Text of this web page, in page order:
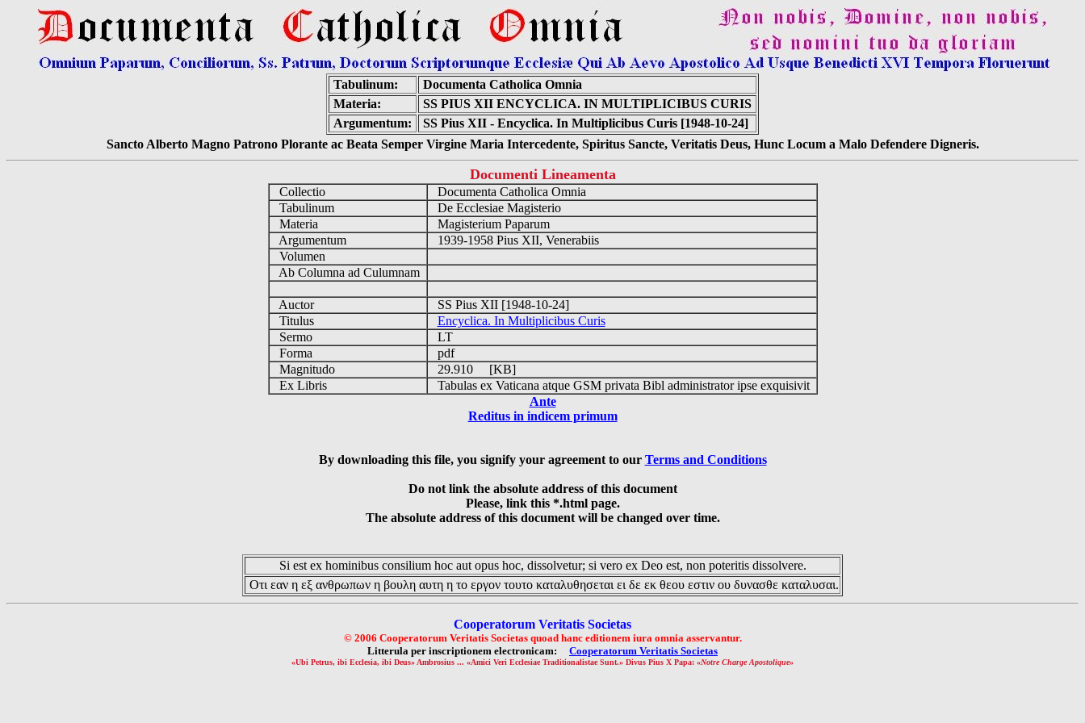
Tabulinum:
Documenta Catholica Omnia
Materia:
SS PIUS XII ENCYCLICA. IN MULTIPLICIBUS CURIS
Argumentum:
SS Pius XII - Encyclica. In Multiplicibus Curis [1948-10-24]
Sancto Alberto Magno Patrono Plorante ac Beata Semper Virgine Maria Intercedente, Spiritus Sancte, Veritatis Deus, Hunc Locum a Malo Defendere Digneris.
Documenti Lineamenta
Collectio
Documenta Catholica Omnia
Tabulinum
De Ecclesiae Magisterio
Materia
Magisterium Paparum
Argumentum
1939-1958 Pius XII, Venerabiis
Volumen
Ab Columna ad Culumnam
Auctor
SS Pius XII [1948-10-24]
Titulus
Encyclica. In Multiplicibus Curis
Sermo
LT
Forma
pdf
Magnitudo
29.910 [KB]
Ex Libris
Tabulas ex Vaticana atque GSM privata Bibl administrator ipse exquisivit
Ante
Reditus in indicem primum
By downloading this file, you signify your agreement to our Terms and Conditions
Do not link the absolute address of this document
Please, link this *.html page.
The absolute address of this document will be changed over time.
Si est ex hominibus consilium hoc aut opus hoc, dissolvetur; si vero ex Deo est, non poteritis dissolvere.
Οτι εαν η εξ ανθρωπων η βουλη αυτη η το εργον τουτο καταλυθησεται ει δε εκ θεου εστιν ου δυνασθε καταλυσαι.
Cooperatorum Veritatis Societas
© 2006 Cooperatorum Veritatis Societas quoad hanc editionem iura omnia asservantur.
Litterula per inscriptionem electronicam: Cooperatorum Veritatis Societas
«Ubi Petrus, ibi Ecclesia, ibi Deus» Ambrosius ... «Amici Veri Ecclesiae Traditionalistae Sunt.» Divus Pius X Papa: «Notre Charge Apostolique»